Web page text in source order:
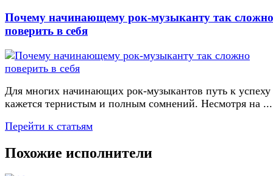
Почему начинающему рок-музыканту так сложно
поверить в себя
Для многих начинающих рок-музыкантов путь к успеху
кажется тернистым и полным сомнений. Несмотря на ...
Перейти к статьям
Похожие исполнители